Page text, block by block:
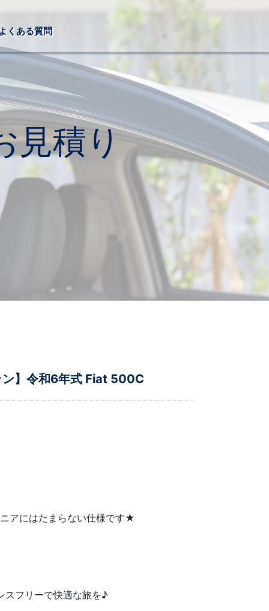
くある質問
見積り
ン】令和6年式 Fiat 500C
アにはたまらない仕様です★
スフリーで快適な旅を♪